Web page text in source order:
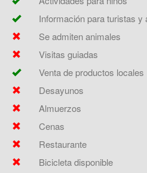
Información para turistas y
Se admiten animales
Visitas guiadas
Venta de productos locales
Desayunos
Almuerzos
Cenas
Restaurante
Bicicleta disponible